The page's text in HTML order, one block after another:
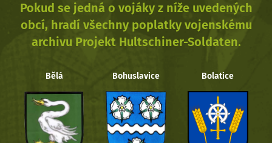
Pokud se jedná o vojáky z níže uvedených
obcí, hradí všechny poplatky vojenskému
archivu Projekt Hultschiner-Soldaten.
Bělá Bohuslavice Bolatice